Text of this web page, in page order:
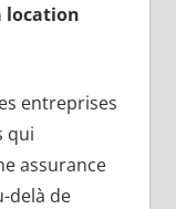
location
entreprises
qui
assurance
delà de